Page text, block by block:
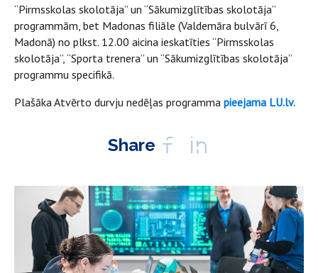
“Pirmsskolas skolotāja” un “Sākumizglītības skolotāja”
programmām, bet Madonas filiāle (Valdemāra bulvārī 6,
Madonā) no plkst. 12.00 aicina ieskatīties “Pirmsskolas
skolotāja”, “Sporta trenera” un “Sākumizglītības skolotāja”
programmu specifikā.
Plašāka Atvērto durvju nedēļas programma pieejama LU.lv.
Share